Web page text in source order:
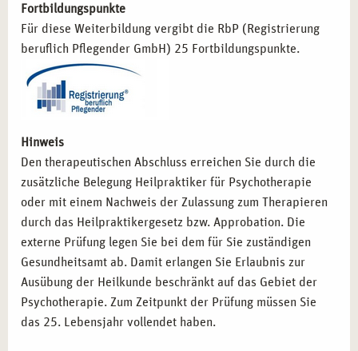
Fortbildungspunkte
Für diese Weiterbildung vergibt die RbP (Registrierung
beruflich Pflegender GmbH) 25 Fortbildungspunkte.
Hinweis
Den therapeutischen Abschluss erreichen Sie durch die
zusätzliche Belegung Heilpraktiker für Psychotherapie
oder mit einem Nachweis der Zulassung zum Therapieren
durch das Heilpraktikergesetz bzw. Approbation. Die
externe Prüfung legen Sie bei dem für Sie zuständigen
Gesundheitsamt ab. Damit erlangen Sie Erlaubnis zur
Ausübung der Heilkunde beschränkt auf das Gebiet der
Psychotherapie. Zum Zeitpunkt der Prüfung müssen Sie
das 25. Lebensjahr vollendet haben.